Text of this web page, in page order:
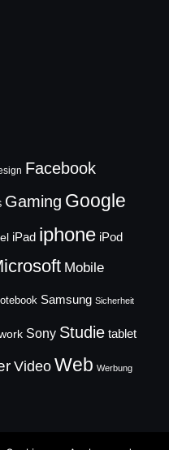
Facebook
Gaming Google
iPad iphone iPod
Mobile
Samsung Sicherheit
Sony Studie tablet
Video Web Werbung